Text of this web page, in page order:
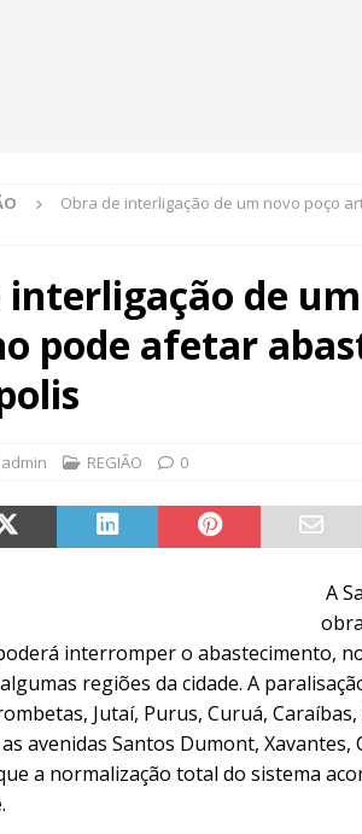
Obra de interligação de um novo poço
interligação de
pode afetar
admin REGIÃO 0
A
interromper o abastecimento,
regiões da cidade. A
Jutaí, Purus, Curuá,
avenidas Santos Dumont, Xavantes,
a normalização total do sistema